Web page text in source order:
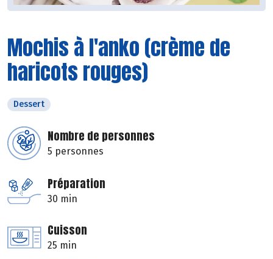
Mochis à l'anko (crème de
haricots rouges)
Dessert
Nombre de personnes
5 personnes
Préparation
30 min
Cuisson
25 min